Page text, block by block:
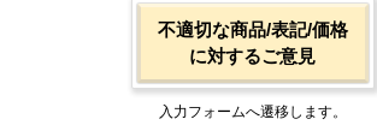
不適切な商品/表記/価格
に対するご意見
入力フォームへ遷移します。